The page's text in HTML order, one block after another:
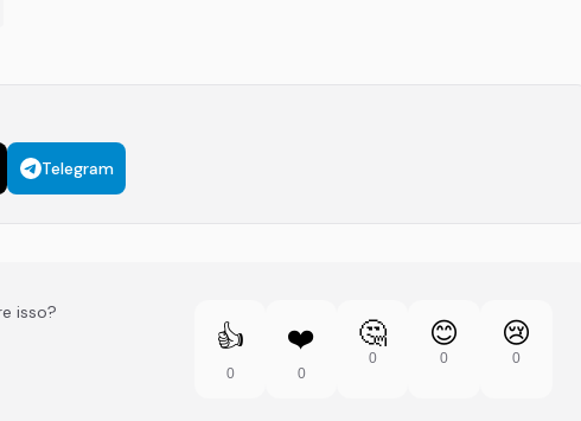
Telegram
isso?
👍
0
❤️
0
🤔
0
😊
0
😢
0